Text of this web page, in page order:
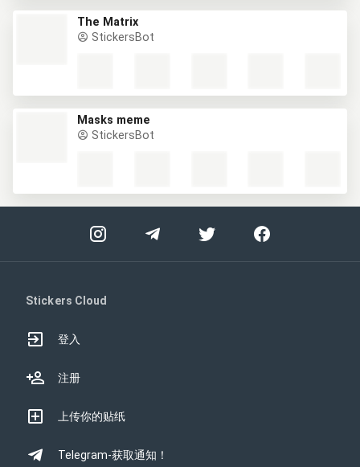
The Matrix
StickersBot
Masks meme
StickersBot
Stickers Cloud
登入
注册
上传你的贴纸
Telegram-获取通知！